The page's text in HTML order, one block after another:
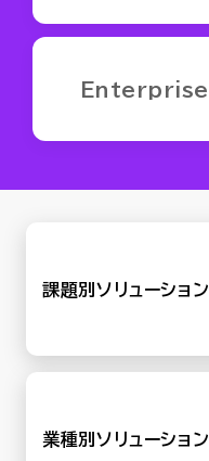
Enterprise
課題別ソリューション
業種別ソリューション